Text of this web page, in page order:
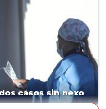
casos sin nexo